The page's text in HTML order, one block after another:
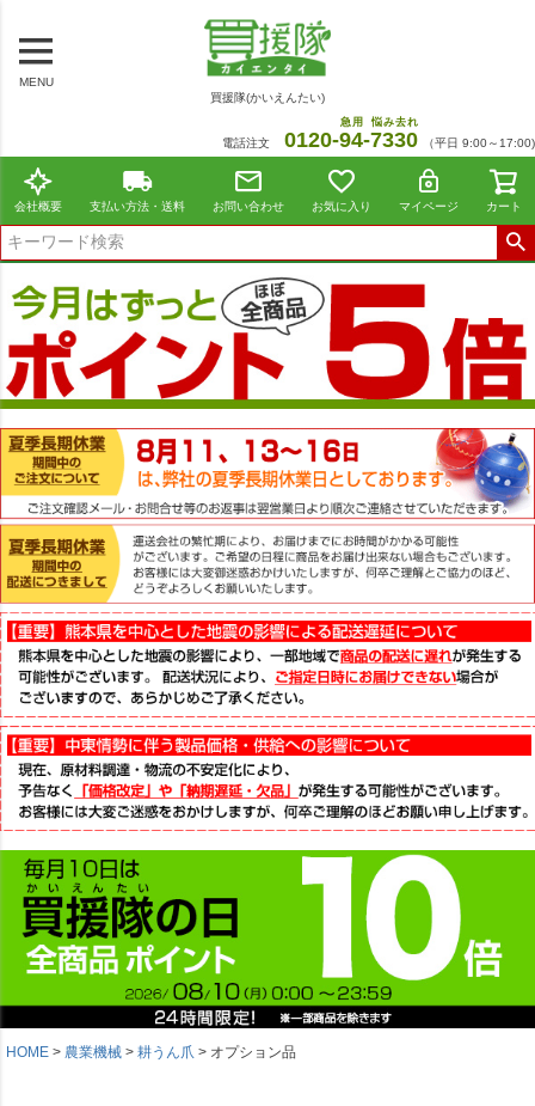
MENU
買援隊(かいえんたい)
電話注文 0120-94
急用
-7330
悩み去れ
（平日 9:00～17:00)
会社概要 支払い方法・送料 お問い合わせ お気に入り マイページ カート
HOME 農業機械 耕うん爪 オプション品